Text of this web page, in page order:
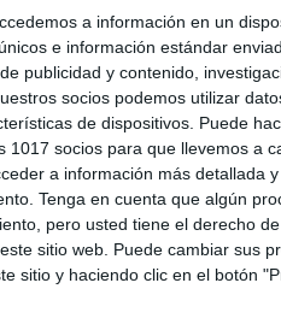
a información en un
e información estándar
publicidad y contenido,
socios podemos utilizar
de dispositivos. Puede
socios para que llevemos a
a información más detallada
Tenga en cuenta que algún
pero usted tiene el derecho
sitio web. Puede cambiar sus
sitio y haciendo clic en el botón